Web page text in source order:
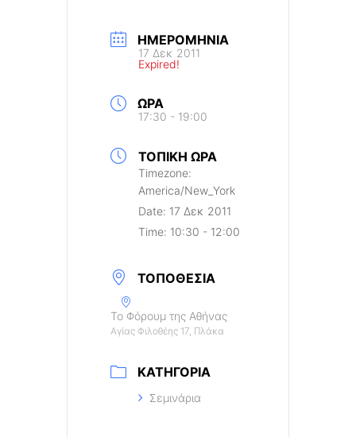
ΗΜΕΡΟΜΗΝΊΑ
17 Δεκ 2011
Expired!
ΏΡΑ
17:30 - 19:00
ΤΟΠΙΚΉ ΏΡΑ
Timezone:
America/New_York
Date: 17 Δεκ 2011
Time: 10:30 - 12:00
ΤΟΠΟΘΕΣΊΑ
Το Φόρουμ της Αθήνας
Αγίας Φιλοθέης 17, Πλάκα
ΚΑΤΗΓΟΡΊΑ
Σεμινάρια